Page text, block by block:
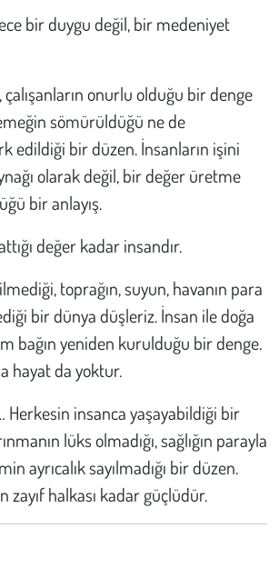
bir duygu değil, bir medeniyet
onurlu olduğu bir denge
sömürüldüğü ne de
edildiği bir düzen. İnsanların işini
olarak değil, bir değer üretme
bir anlayış.
değer kadar insandır.
toprağın, suyun, havanın para
bir dünya düşleriz. İnsan ile doğa
bağın yeniden kurulduğu bir denge.
hayat da yoktur.
Herkesin insanca yaşayabildiği bir
lüks olmadığı, sağlığın parayla
ayrıcalık sayılmadığı bir düzen.
zayıf halkası kadar güçlüdür.